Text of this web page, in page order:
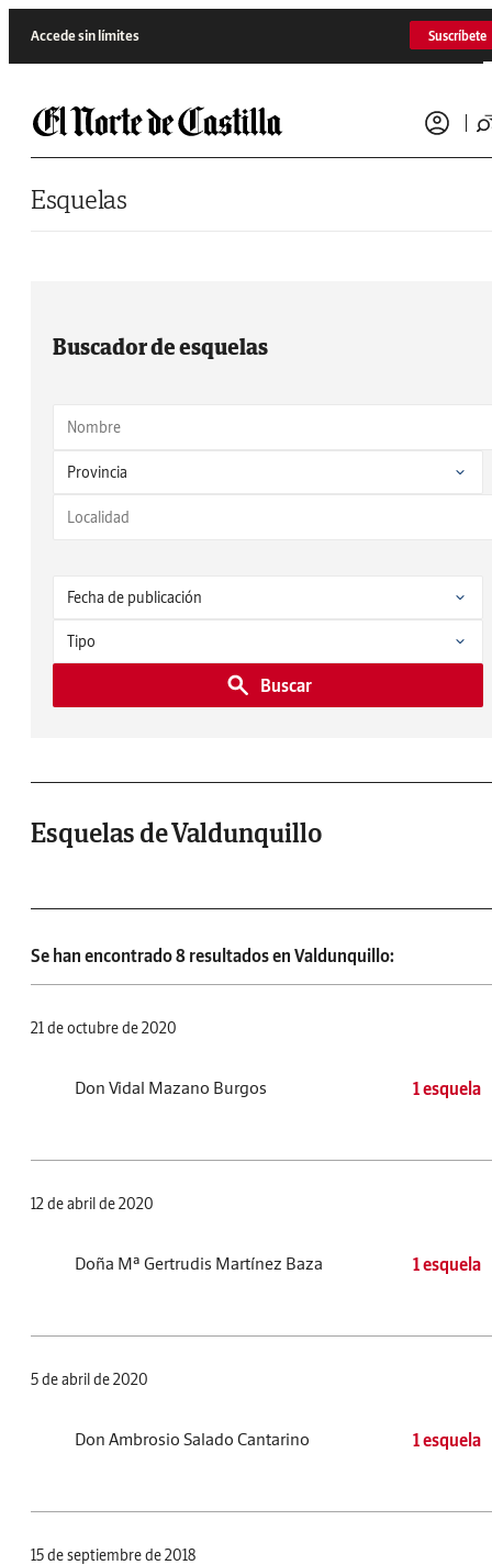
Accede sin límites Suscríbete
Esquelas
Buscador de esquelas
Buscar
Esquelas de Valdunquillo
Se han encontrado 8 resultados en Valdunquillo:
21 de octubre de 2020
Don Vidal Mazano Burgos 1 esquela
12 de abril de 2020
Doña Mª Gertrudis Martínez Baza 1 esquela
5 de abril de 2020
Don Ambrosio Salado Cantarino 1 esquela
15 de septiembre de 2018